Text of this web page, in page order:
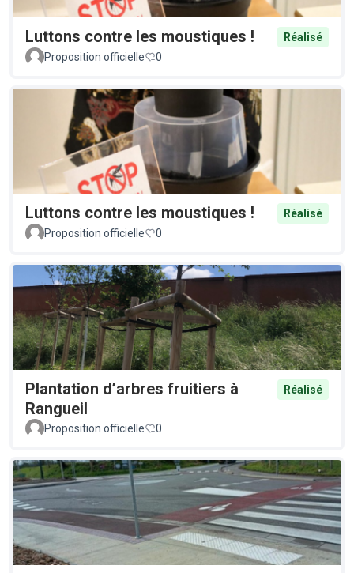
Luttons contre les moustiques !
Réalisé
Proposition officielle
0
Luttons contre les moustiques !
Réalisé
Proposition officielle
0
Plantation d’arbres fruitiers à
Rangueil
Réalisé
Proposition officielle 0